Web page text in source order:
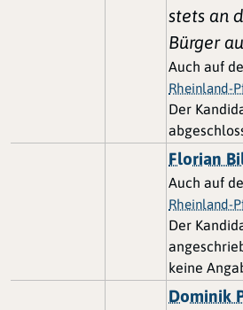
stets an
Bürger
Auch auf
Rheinland-
Der
Florian
Auch auf
Rheinland-
Der
keine
Dominik